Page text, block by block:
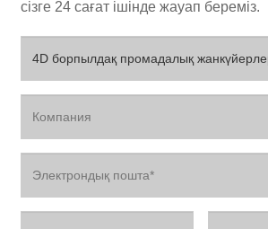
сізге 24 сағат ішінде жауап береміз.